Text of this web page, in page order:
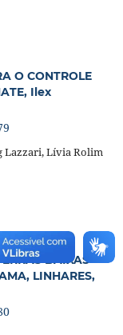
O CONTROLE
Ilex
Lazzari, Lívia Rolim
DE
BAIXAS
LINHARES,